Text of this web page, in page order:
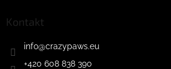
Kontakt
info@crazypaws.eu
+420 608 838 390